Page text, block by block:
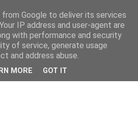
Google to deliver its services
IP address and user-agent are
with performance and security
of service, generate usage
and address abuse.
MORE GOT IT